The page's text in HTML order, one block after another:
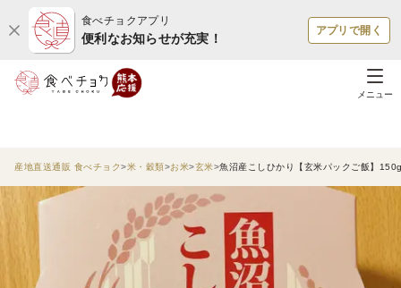
食べチョクアプリ
便利なお知らせが充実！
アプリで開く
メニュー
産地直送通販 食べチョク 米・穀類 お米 玄米 魚沼産こしひかり【玄米パックご飯】